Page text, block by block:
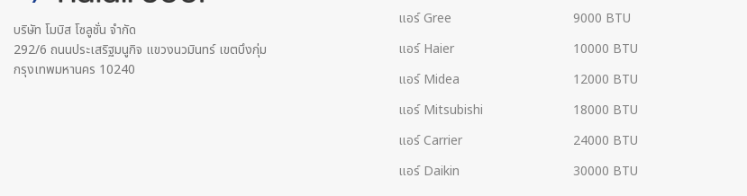
บริษัท โมบิส โซลูชั่น จำกัด
292/6 ถนนประเสริฐมนูกิจ แขวงนวมินทร์ เขตบึงกุ่ม
กรุงเทพมหานคร 10240
แอร์ Gree
แอร์ Haier
แอร์ Midea
แอร์ Mitsubishi
แอร์ Carrier
แอร์ Daikin
9000 BTU
10000 BTU
12000 BTU
18000 BTU
24000 BTU
30000 BTU